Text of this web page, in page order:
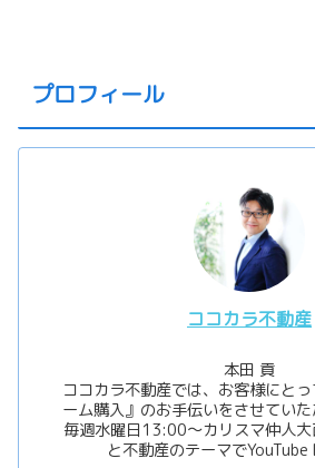
プロフィール
ココカラ不動産
本田 貢
ココカラ不動産では、お客様にと
ーム購入』のお手伝いをさせていた
毎週水曜日13:00〜カリスマ仲人
と不動産のテーマでYouTube